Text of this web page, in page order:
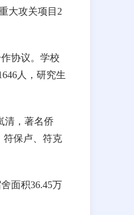
大攻关项目2
协议。学校
人，研究生
清，著名侨
符保卢、符克
面积36.45万